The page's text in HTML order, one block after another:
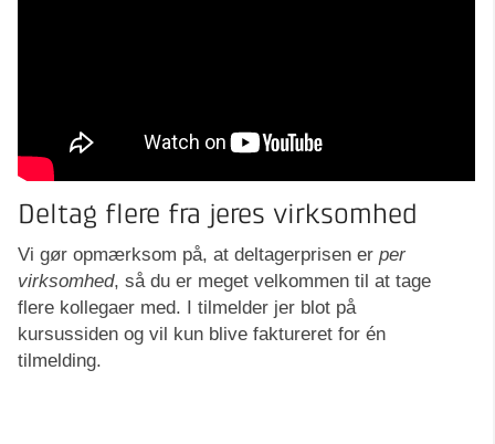
Deltag flere fra jeres virksomhed
Vi gør opmærksom på, at deltagerprisen er per
virksomhed, så du er meget velkommen til at tage
flere kollegaer med. I tilmelder jer blot på
kursussiden og vil kun blive faktureret for én
tilmelding.